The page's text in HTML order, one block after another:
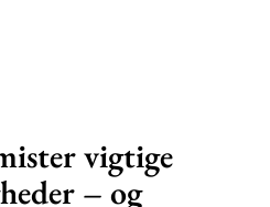
vigtige
– og